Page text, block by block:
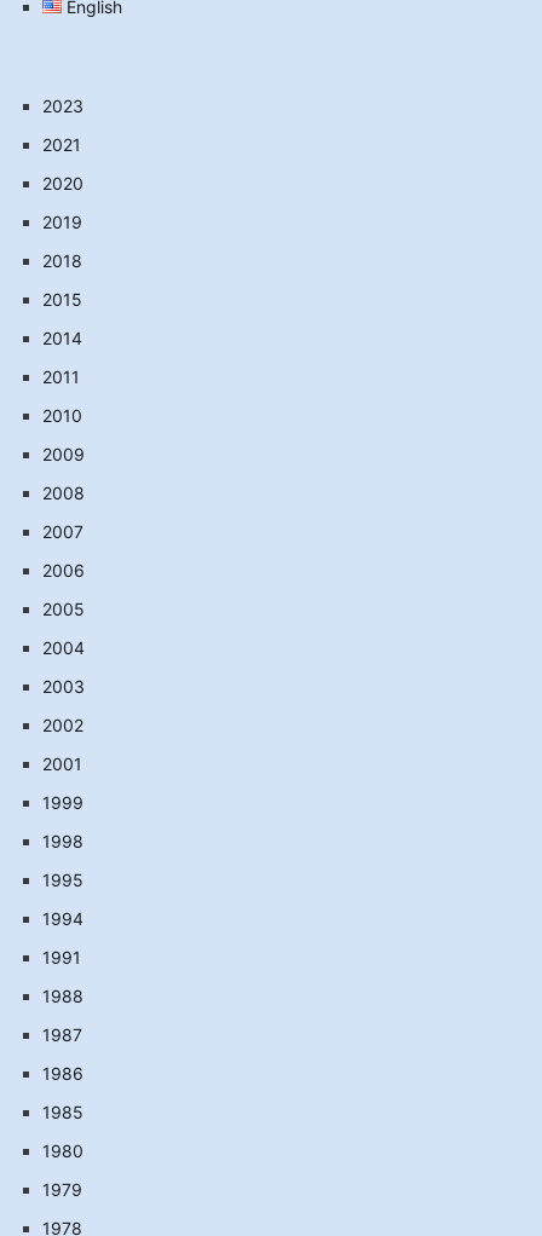
English
2023
2021
2020
2019
2018
2015
2014
2011
2010
2009
2008
2007
2006
2005
2004
2003
2002
2001
1999
1998
1995
1994
1991
1988
1987
1986
1985
1980
1979
1978